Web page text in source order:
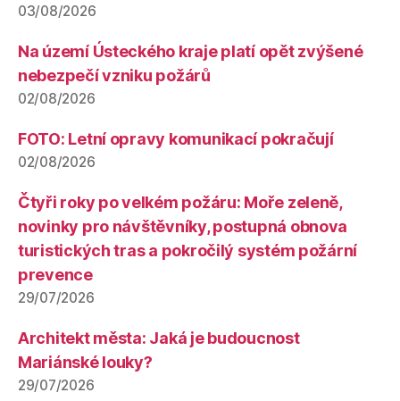
03/08/2026
Na území Ústeckého kraje platí opět zvýšené
nebezpečí vzniku požárů
02/08/2026
FOTO: Letní opravy komunikací pokračují
02/08/2026
Čtyři roky po velkém požáru: Moře zeleně,
novinky pro návštěvníky, postupná obnova
turistických tras a pokročilý systém požární
prevence
29/07/2026
Architekt města: Jaká je budoucnost
Mariánské louky?
29/07/2026